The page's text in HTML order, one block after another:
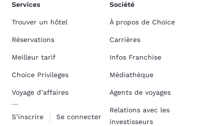
Services
Trouver un hôtel
Réservations
Meilleur tarif
Choice Privileges
Voyage d’affaires
S’inscrire Se connecter
Société
À propos de Choice
Carrières
Infos Franchise
Médiathèque
Agents de voyages
Relations avec les
investisseurs